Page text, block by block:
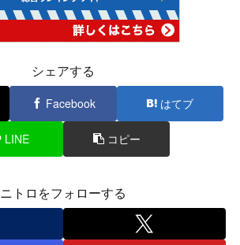
シェアする
Facebook はてブ
LINE コピー
ニトロをフォローする